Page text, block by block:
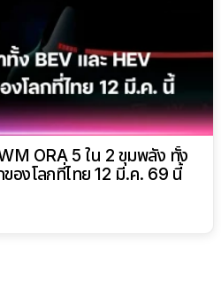
ORA 5 ใน 2 ขุมพลัง ทั้ง
องโลกที่ไทย 12 มี.ค. 69 นี้